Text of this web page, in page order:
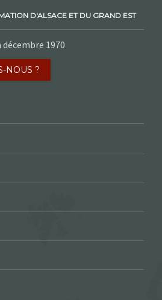
D'ALSACE ET DU GRAND EST
1970
NOUS ?